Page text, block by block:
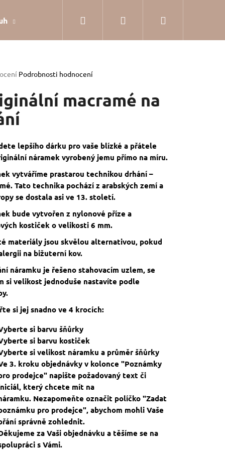
Dárkové balení Hodnocení obchodu
Přihlášení
Podrobnosti hodnocení
macramé na
lepšího dárku pro vaše blízké a přátele
náramek vyrobený jemu přímo na míru.
vytváříme prastarou technikou drhání –
Tato technika pochází z arabských zemí a
se dostala asi ve 13. století.
bude vytvořen z nylonové příze a
kostiček o velikosti 6 mm.
materiály jsou skvělou alternativou, pokud
na bižuterní kov.
náramku je řešeno stahovacím uzlem, se
si velikost jednoduše nastavíte podle
si jej snadno ve 4 krocích:
si barvu šňůrky
si barvu kostiček
si velikost náramku a průměr šňůrky
3. kroku objednávky v kolonce "Poznámky
prodejce" napište požadovaný text či
který chcete mít na
Nezapomeňte označit políčko "Zadat
pro prodejce", abychom mohli Vaše
správně zohlednit.
za Vaši objednávku a těšíme se na
s Vámi.